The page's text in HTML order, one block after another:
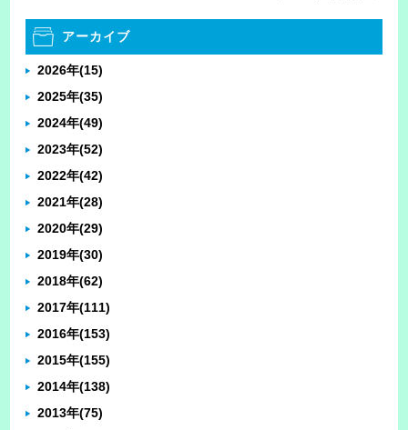
アーカイブ
2026年(15)
2025年(35)
2024年(49)
2023年(52)
2022年(42)
2021年(28)
2020年(29)
2019年(30)
2018年(62)
2017年(111)
2016年(153)
2015年(155)
2014年(138)
2013年(75)